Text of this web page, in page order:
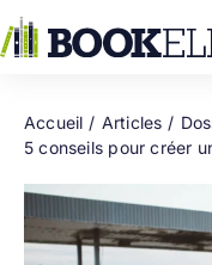
au
contenu
Accueil Articles
5 conseils pour créer